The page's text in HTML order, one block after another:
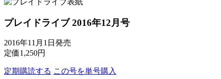
プレイドライブ 2016年12月号
2016年11月1日発売
定価1,250円
定期購読する この号を単号購入